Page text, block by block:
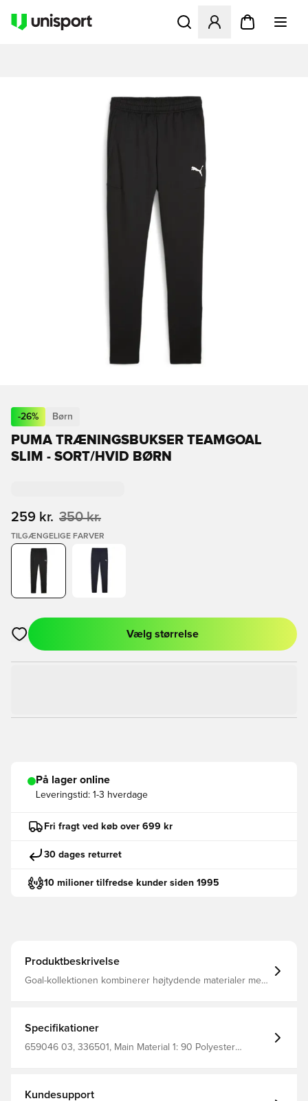
Åbner en Modal til at
-26% Børn
PUMA TRÆNINGSBUKSER TEAMGOAL
SLIM - SORT/HVID BØRN
259 kr. 350 kr.
TILGÆNGELIGE FARVER
Åbner en Modal til at logge ind eller tilmelde dig som medlem
Vælg størrelse
På lager online
Leveringstid: 1-3 hverdage
Fri fragt ved køb over 699 kr
30 dages returret
10 milioner tilfredse kunder siden 1995
Produktbeskrivelse
Goal-kollektionen kombinerer højtydende materialer med
Specifikationer
659046 03, 336501, Main Material 1: 90 Polyester
Kundesupport